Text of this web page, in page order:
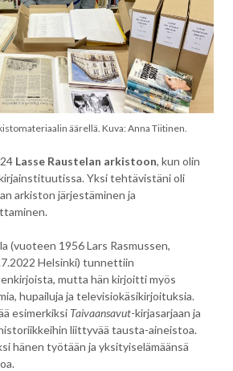
äärellä. Kuva: Anna Tiitinen.
Lasse Raustelan arkistoon, kun olin
Yksi tehtävistäni oli
arkiston järjestäminen ja
(vuoteen 1956 Lars Rasmussen,
Helsinki) tunnettiin
mutta hän kirjoitti myös
hupailuja ja televisiokäsikirjoituksia.
esimerkiksi Taivaansavut-kirjasarjaan ja
liittyvää tausta-aineistoa.
hänen työtään ja yksityiselämäänsä